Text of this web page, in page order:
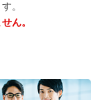
。
ん。